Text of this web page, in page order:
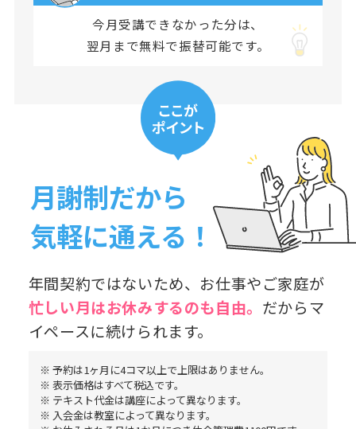
今月受講できなかった分は、
翌月まで無料で振替可能です。
月謝制だから
気軽に通える！
年間契約ではないため、お仕事やご家庭が
忙しい月はお休みするのも自由。 だからマ
イペースに続けられます。
※ 予約は1ヶ月に4コマ以上で上限はありません。
※ 表示価格はすべて税込です。
※ テキスト代金は講座によって異なります。
※ 入会金は教室によって異なります。